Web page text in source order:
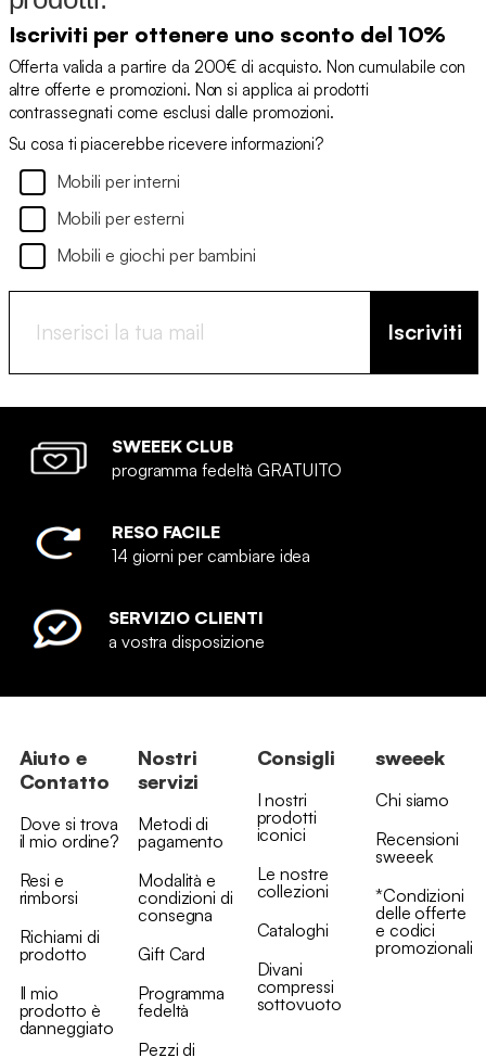
Iscriviti per ottenere uno sconto del 10%
Offerta valida a partire da 200€ di acquisto. Non cumulabile con
altre offerte e promozioni. Non si applica ai prodotti
contrassegnati come esclusi dalle promozioni.
Su cosa ti piacerebbe ricevere informazioni?
Mobili per interni
Mobili per esterni
Mobili e giochi per bambini
Iscriviti
SWEEEK CLUB
programma fedeltà GRATUITO
RESO FACILE
14 giorni per cambiare idea
SERVIZIO CLIENTI
a vostra disposizione
Aiuto e
Contatto
Dove si trova
il mio ordine?
Resi e
rimborsi
Richiami di
prodotto
Il mio
prodotto è
danneggiato
Nostri
servizi
Metodi di
pagamento
Modalità e
condizioni di
consegna
Gift Card
Programma
fedeltà
Pezzi di
Consigli
I nostri
prodotti
iconici
Le nostre
collezioni
Cataloghi
Divani
compressi
sottovuoto
sweeek
Chi siamo
Recensioni
sweeek
*Condizioni
delle offerte
e codici
promozionali